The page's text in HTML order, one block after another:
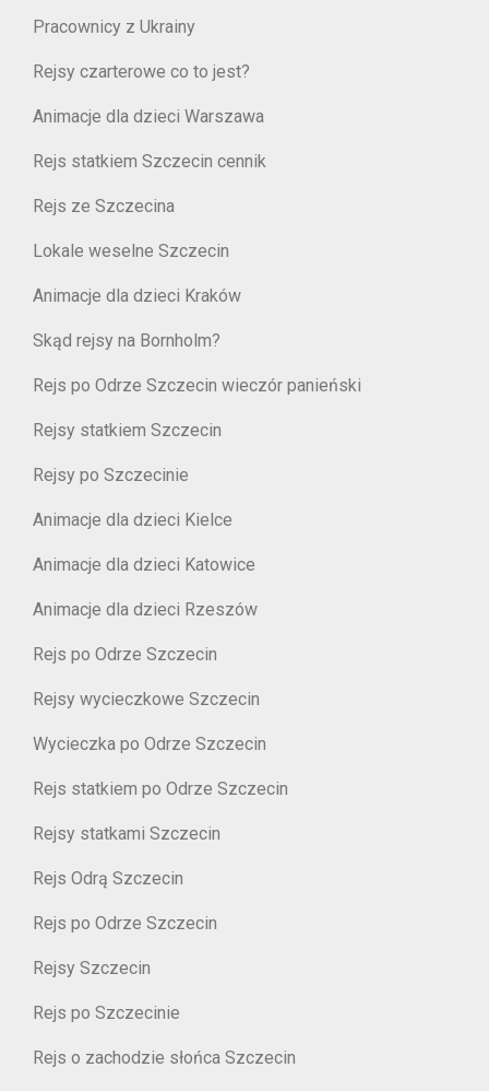
Pracownicy z Ukrainy
Rejsy czarterowe co to jest?
Animacje dla dzieci Warszawa
Rejs statkiem Szczecin cennik
Rejs ze Szczecina
Lokale weselne Szczecin
Animacje dla dzieci Kraków
Skąd rejsy na Bornholm?
Rejs po Odrze Szczecin wieczór panieński
Rejsy statkiem Szczecin
Rejsy po Szczecinie
Animacje dla dzieci Kielce
Animacje dla dzieci Katowice
Animacje dla dzieci Rzeszów
Rejs po Odrze Szczecin
Rejsy wycieczkowe Szczecin
Wycieczka po Odrze Szczecin
Rejs statkiem po Odrze Szczecin
Rejsy statkami Szczecin
Rejs Odrą Szczecin
Rejs po Odrze Szczecin
Rejsy Szczecin
Rejs po Szczecinie
Rejs o zachodzie słońca Szczecin